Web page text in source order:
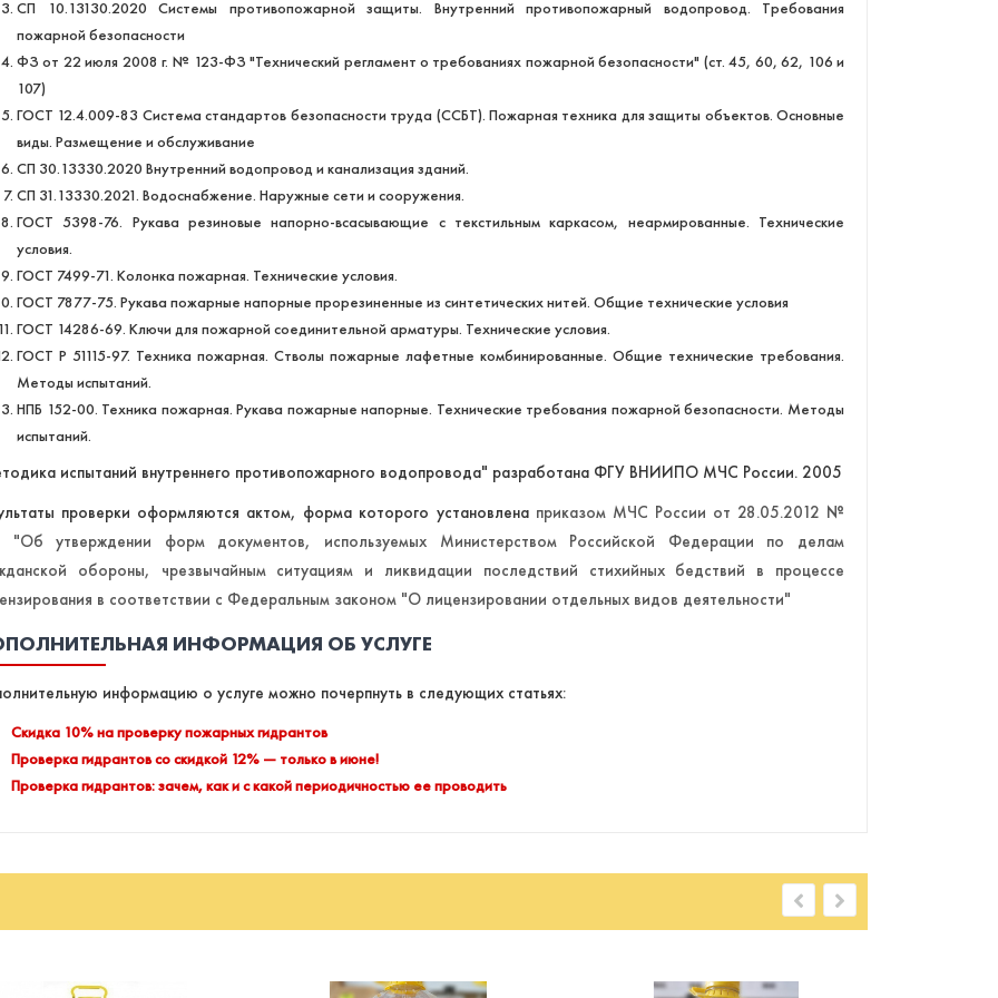
СП 10.13130.2020 Системы противопожарной защиты. Внутренний противопожарный водопровод. Требования
пожарной безопасности
ФЗ от 22 июля 2008 г. № 123-ФЗ "Технический регламент о требованиях пожарной безопасности" (ст. 45, 60, 62, 106 и
107)
ГОСТ 12.4.009-83 Система стандартов безопасности труда (ССБТ). Пожарная техника для защиты объектов. Основные
виды. Размещение и обслуживание
СП 30.13330.2020 Внутренний водопровод и канализация зданий.
СП 31.13330.2021. Водоснабжение. Наружные сети и сооружения.
ГОСТ 5398-76. Рукава резиновые напорно-всасывающие с текстильным каркасом, неармированные. Технические
условия.
ГОСТ 7499-71. Колонка пожарная. Технические условия.
ГОСТ 7877-75. Рукава пожарные напорные прорезиненные из синтетических нитей. Общие технические условия
ГОСТ 14286-69. Ключи для пожарной соединительной арматуры. Технические условия.
ГОСТ Р 51115-97. Техника пожарная. Стволы пожарные лафетные комбинированные. Общие технические требования.
Методы испытаний.
НПБ 152-00. Техника пожарная. Рукава пожарные напорные. Технические требования пожарной безопасности. Методы
испытаний.
испытаний внутреннего противопожарного водопровода" разработана ФГУ ВНИИПО МЧС России. 2005
проверки оформляются актом, форма которого установлена приказом МЧС России от 28.05.2012 №
"Об утверждении форм документов, используемых Министерством Российской Федерации по делам
обороны, чрезвычайным ситуациям и ликвидации последствий стихийных бедствий в процессе
в соответствии с Федеральным законом "О лицензировании отдельных видов деятельности"
ИНФОРМАЦИЯ ОБ УСЛУГЕ
информацию о услуге можно почерпнуть в следующих статьях:
Скидка 10% на проверку пожарных гидрантов
Проверка гидрантов со скидкой 12% — только в июне!
Проверка гидрантов: зачем, как и с какой периодичностью ее проводить